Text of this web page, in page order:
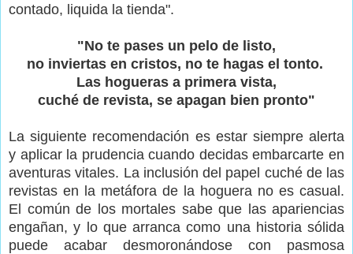
contado, liquida la tienda".
"No te pases un pelo de listo,
no inviertas en cristos, no te hagas el tonto.
Las hogueras a primera vista,
cuché de revista, se apagan bien pronto"
La siguiente recomendación es estar siempre alerta
y aplicar la prudencia cuando decidas embarcarte en
aventuras vitales. La inclusión del papel cuché de las
revistas en la metáfora de la hoguera no es casual.
El común de los mortales sabe que las apariencias
engañan, y lo que arranca como una historia sólida
puede acabar desmoronándose con pasmosa